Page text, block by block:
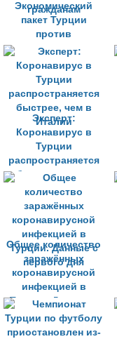
Экономический
пакет Турции
против
коронавируса не
помогает обычным
гражданам
Эксперт:
Коронавирус в
Турции
распространяется
быстрее, чем в
Италии
Общее количество
заражённых
коронавирусной
инфекцией в
Турции. Данные с
первого дня